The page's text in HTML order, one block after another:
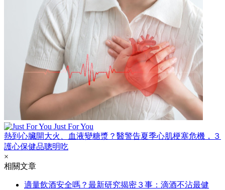
Just For You
熱到心臟開大火、血液變糖漿？醫警告夏季心肌梗塞危機，３
護心保健品聰明吃
×
相關文章
適量飲酒安全嗎？最新研究揭密３事：滴酒不沾最健